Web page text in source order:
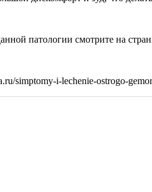
патологии смотрите на
simptomy-i-lechenie-ostrogo-